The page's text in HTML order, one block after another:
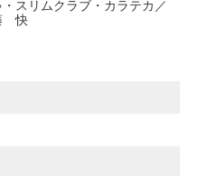
スリムクラブ・カラテカ／
快